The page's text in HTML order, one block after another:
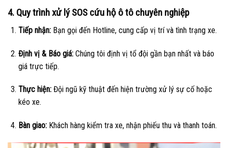
4. Quy trình xử lý SOS cứu hộ ô tô chuyên nghiệp
Tiếp nhận:Bạn gọi đến Hotline, cung cấp vị trí và tình trạng xe.
Định vị & Báo giá:Chúng tôi định vị tổ đội gần bạn nhất và báo
giá trực tiếp.
Thực hiện:Đội ngũ kỹ thuật đến hiện trường xử lý sự cố hoặc
kéo xe.
Bàn giao:Khách hàng kiểm tra xe, nhận phiếu thu và thanh toán.